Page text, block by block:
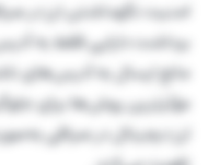
امنیت نگهداشتن ارز در
برداشت دارایی فقط به
مانع ارسال به آدرس‌های
مؤثرترین روش‌ها برای
ارز دیجیتال در صرافی